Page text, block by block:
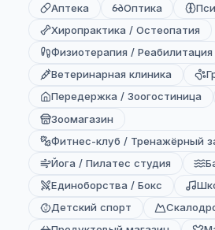
Аптека
Оптика
Хиропрактика / Остеопатия
Физиотерапия / Реабилитация
Ветеринарная клиника
Передержка / Зоогостиница
Зоомагазин
Фитнес-клуб / Тренажёрный
Йога / Пилатес студия
Единоборства / Бокс
Детский спорт